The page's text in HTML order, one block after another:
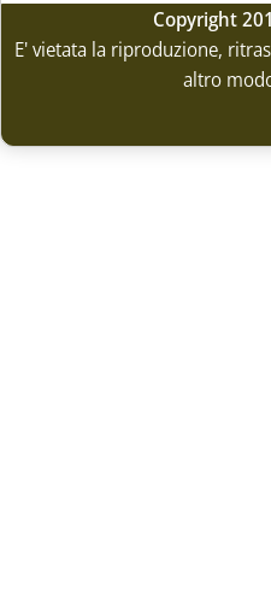
Copyright
E' vietata la riproduzione,
altro